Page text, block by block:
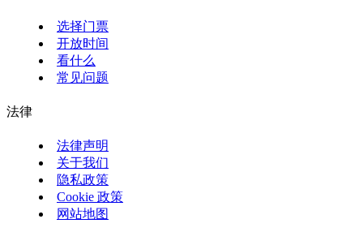
选择门票
开放时间
看什么
常见问题
法律
法律声明
关于我们
隐私政策
Cookie 政策
网站地图